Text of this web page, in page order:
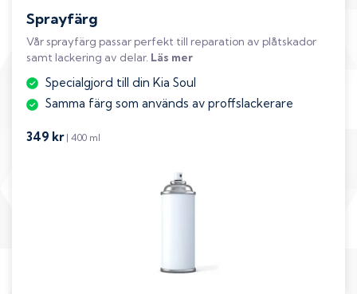
Sprayfärg
Vår sprayfärg passar perfekt till reparation av plåtskador
samt lackering av delar. Läs mer
Specialgjord till din Kia Soul
Samma färg som används av proffslackerare
349 kr| 400 ml